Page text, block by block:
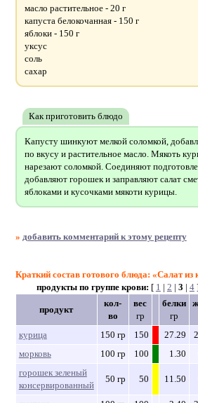
масло растительное - 20 г
капуста белокочанная - 150 г
яблоки - 150 г
уксус
соль
сахар
Как приготовить блюдо
Капусту шинкуют мелкой соломкой,
по вкусу и растительное масло. Мякоть
нарезают соломкой. Соединяют
добавляют горошек и заправляют салат
яблоками и кусочками мякоти курицы.
» добавить комментарий к этому рецепту
Краткий состав готового блюда: «Салат из
продукты по группе крови: [ 1 | 2 | 3 | 4
продукт
кол-
во
вес
гр
белки
гр
курица
150 гр 150 27.29
морковь
100 гр 100 1.30
горошек зеленый
консервированный
50 гр 50 11.50